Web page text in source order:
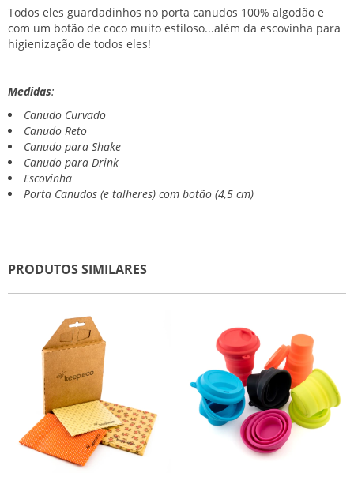
Todos eles guardadinhos no porta canudos 100% algodão e
com um botão de coco muito estiloso...além da escovinha para
higienização de todos eles!
Medidas:
Canudo Curvado
Canudo Reto
Canudo para Shake
Canudo para Drink
Escovinha
Porta Canudos (e talheres) com botão (4,5 cm)
PRODUTOS SIMILARES